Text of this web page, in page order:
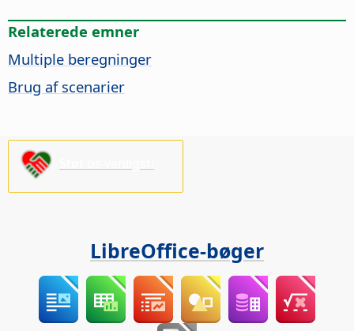
Relaterede emner
Multiple beregninger
Brug af scenarier
LibreOffice-bøger